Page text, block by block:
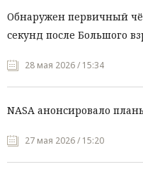
Обнаружен первичный
секунд после Большого
28 мая 2026 / 15:34
NASA анонсировало
27 мая 2026 / 15:20